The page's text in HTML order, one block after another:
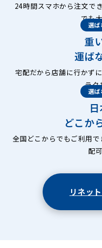
24時間スマホから注文で
でも
選
重
運ば
宅配だから店舗に行かず
ラク
選
どこか
全国どこからでもご利用
配
リネッ